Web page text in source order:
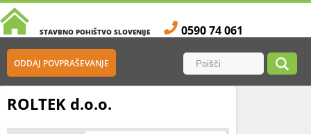
STAVBNO POHIŠTVO SLOVENIJE 0590 74 061
ODDAJ POVPRAŠEVANJE
ROLTEK d.o.o.